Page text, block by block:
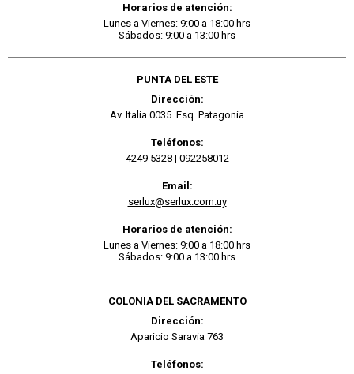
Horarios de atención:
Lunes a Viernes: 9:00 a 18:00 hrs
Sábados: 9:00 a 13:00 hrs
PUNTA DEL ESTE
Dirección:
Av. Italia 0035. Esq. Patagonia
Teléfonos:
4249 5328| 092258012
Email:
serlux@serlux.com.uy
Horarios de atención:
Lunes a Viernes: 9:00 a 18:00 hrs
Sábados: 9:00 a 13:00 hrs
COLONIA DEL SACRAMENTO
Dirección:
Aparicio Saravia 763
Teléfonos: